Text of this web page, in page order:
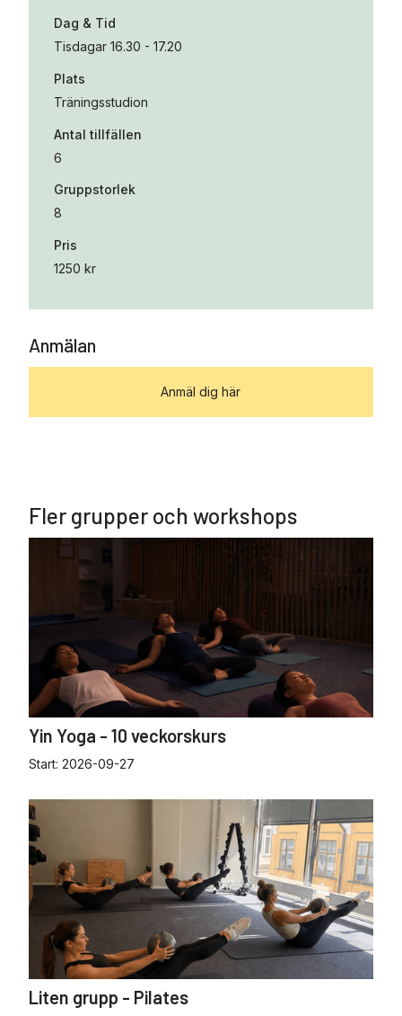
Dag & Tid
Tisdagar 16.30 - 17.20
Plats
Träningsstudion
Antal tillfällen
6
Gruppstorlek
8
Pris
1250 kr
Anmälan
Anmäl dig här
Fler grupper och workshops
Yin Yoga - 10 veckorskurs
Start: 2026-09-27
Liten grupp - Pilates